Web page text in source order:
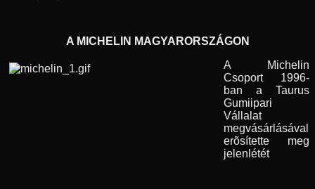
A MICHELIN MAGYARORSZÁGON
A Michelin
Csoport 1996-
ban a Taurus
Gumiipari
Vállalat
megvásárlásával
erõsítette meg
jelenlétét